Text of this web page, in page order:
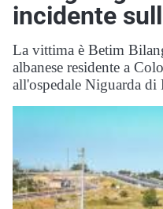
incidente
La vittima è Betim
albanese residente a
all'ospedale Niguarda di